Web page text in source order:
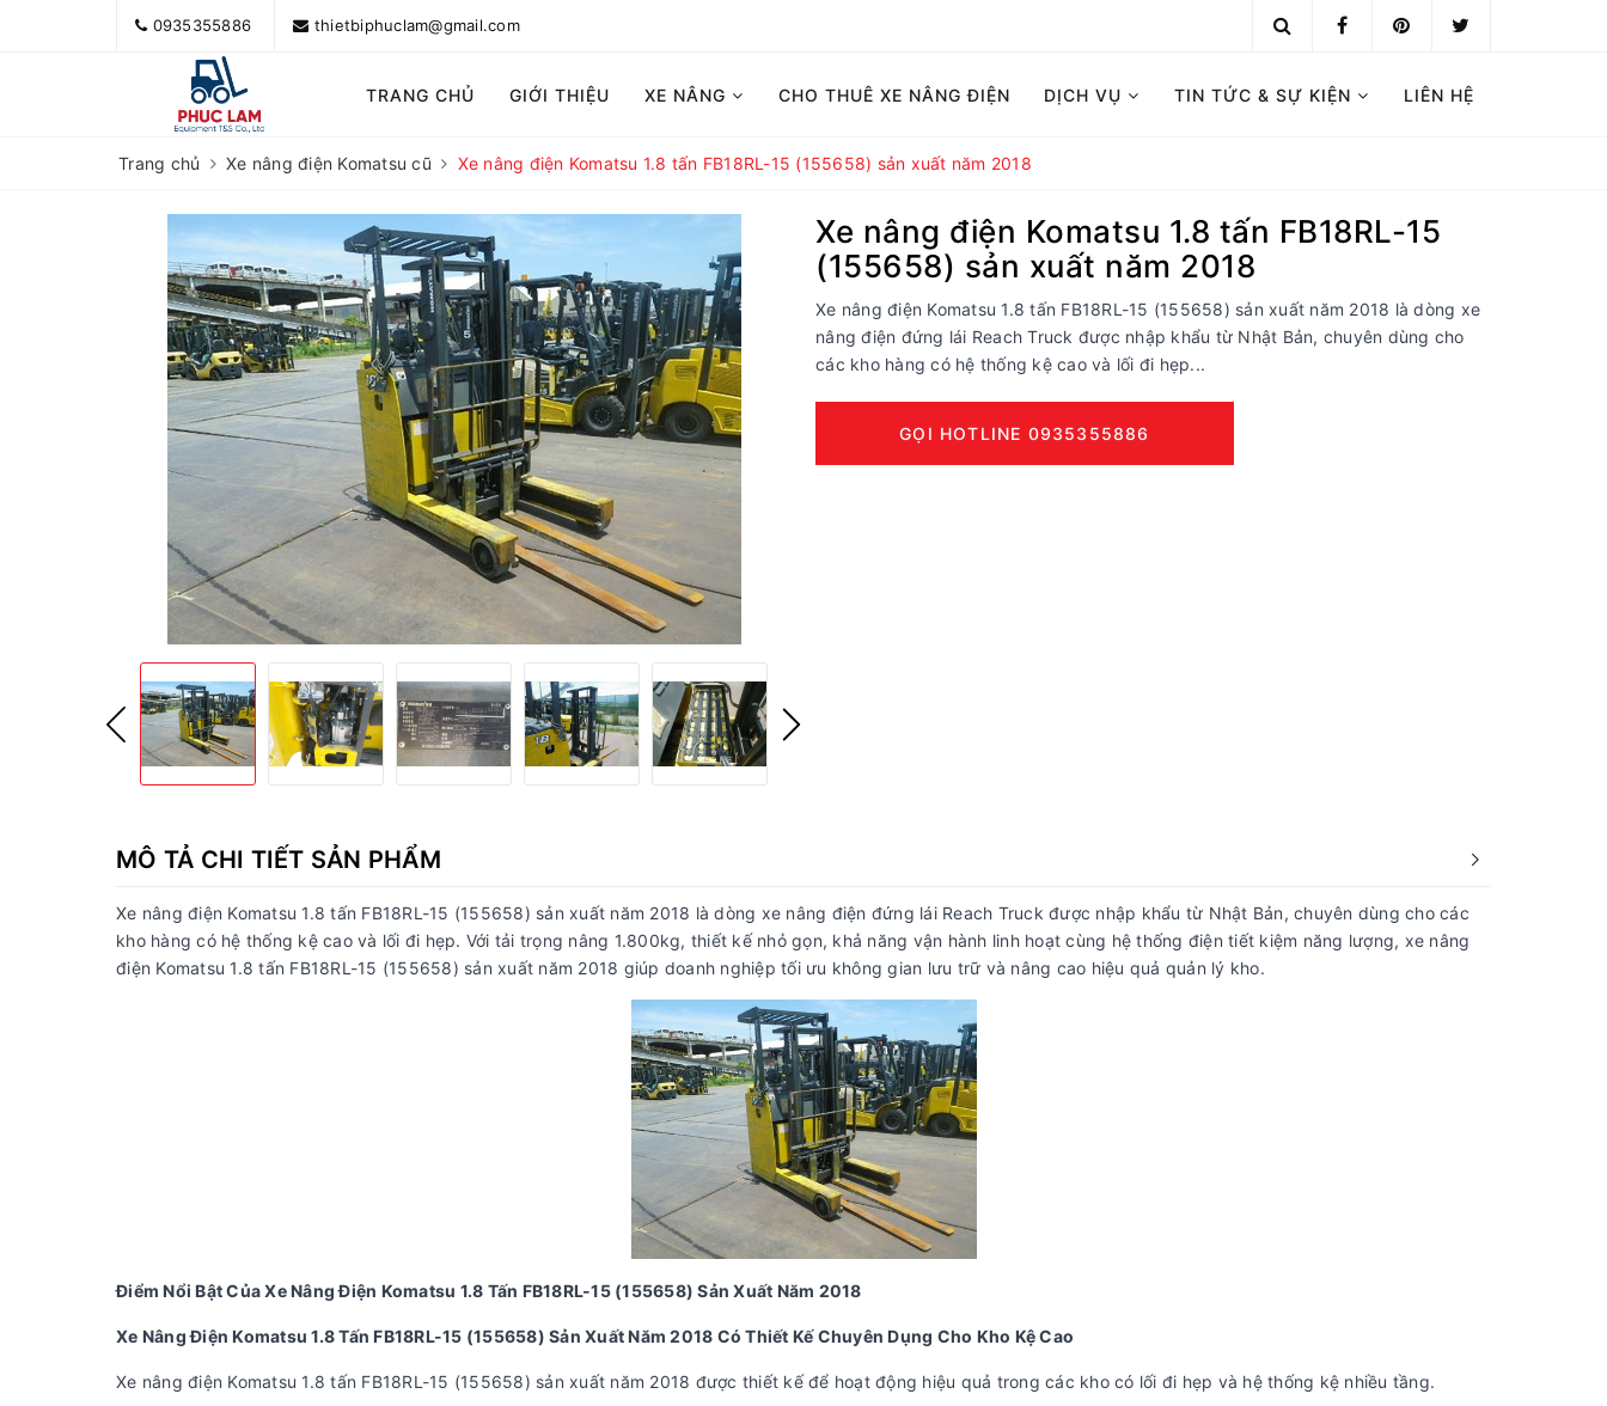
0935355886 thietbiphuclam@gmail.com
TRANG CHỦ GIỚI THIỆU XE NÂNG CHO THUÊ XE NÂNG ĐIỆN DỊCH VỤ TIN TỨC & SỰ KIỆN LIÊN HỆ
Trang chủ Xe nâng điện Komatsu cũ Xe nâng điện Komatsu 1.8 tấn FB18RL-15 (155658) sản xuất năm 2018
Xe nâng điện Komatsu 1.8 tấn FB18RL-15
(155658) sản xuất năm 2018
Xe nâng điện Komatsu 1.8 tấn FB18RL-15 (155658) sản xuất năm 2018 là dòng xe
nâng điện đứng lái Reach Truck được nhập khẩu từ Nhật Bản, chuyên dùng cho
các kho hàng có hệ thống kệ cao và lối đi hẹp...
GỌI HOTLINE 0935355886
MÔ TẢ CHI TIẾT SẢN PHẨM
Xe nâng điện Komatsu 1.8 tấn FB18RL-15 (155658) sản xuất năm 2018 là dòng xe nâng điện đứng lái Reach Truck được nhập khẩu từ Nhật Bản, chuyên dùng cho các
kho hàng có hệ thống kệ cao và lối đi hẹp. Với tải trọng nâng 1.800kg, thiết kế nhỏ gọn, khả năng vận hành linh hoạt cùng hệ thống điện tiết kiệm năng lượng, xe nâng
điện Komatsu 1.8 tấn FB18RL-15 (155658) sản xuất năm 2018 giúp doanh nghiệp tối ưu không gian lưu trữ và nâng cao hiệu quả quản lý kho.
Điểm Nổi Bật Của Xe Nâng Điện Komatsu 1.8 Tấn FB18RL-15 (155658) Sản Xuất Năm 2018
Xe Nâng Điện Komatsu 1.8 Tấn FB18RL-15 (155658) Sản Xuất Năm 2018 Có Thiết Kế Chuyên Dụng Cho Kho Kệ Cao
Xe nâng điện Komatsu 1.8 tấn FB18RL-15 (155658) sản xuất năm 2018 được thiết kế để hoạt động hiệu quả trong các kho có lối đi hẹp và hệ thống kệ nhiều tầng.